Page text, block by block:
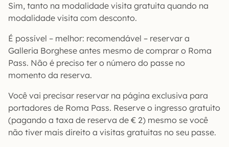
Sim, tanto na modalidade visita gratuita quando na
modalidade visita com desconto.
É possível – melhor: recomendável – reservar a
Galleria Borghese antes mesmo de comprar o Roma
Pass. Não é preciso ter o número do passe no
momento da reserva.
Você vai precisar reservar na página exclusiva para
portadores de Roma Pass. Reserve o ingresso gratuito
(pagando a taxa de reserva de € 2) mesmo se você
não tiver mais direito a visitas gratuitas no seu passe.